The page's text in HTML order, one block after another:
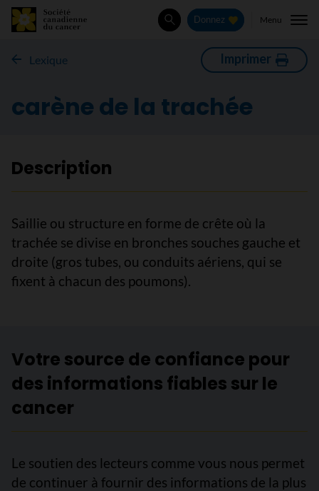
Rechercher
Donnez Menu
Lexique Imprimer
carène de la trachée
Description
Saillie ou structure en forme de crête où la
trachée se divise en bronches souches gauche et
droite (gros tubes, ou conduits aériens, qui se
fixent à chacun des poumons).
Votre source de confiance pour
des informations fiables sur le
cancer
Le soutien des lecteurs comme vous nous permet
de continuer à fournir des informations de la plus